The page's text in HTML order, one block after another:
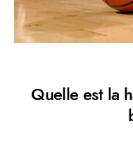
Quelle est la